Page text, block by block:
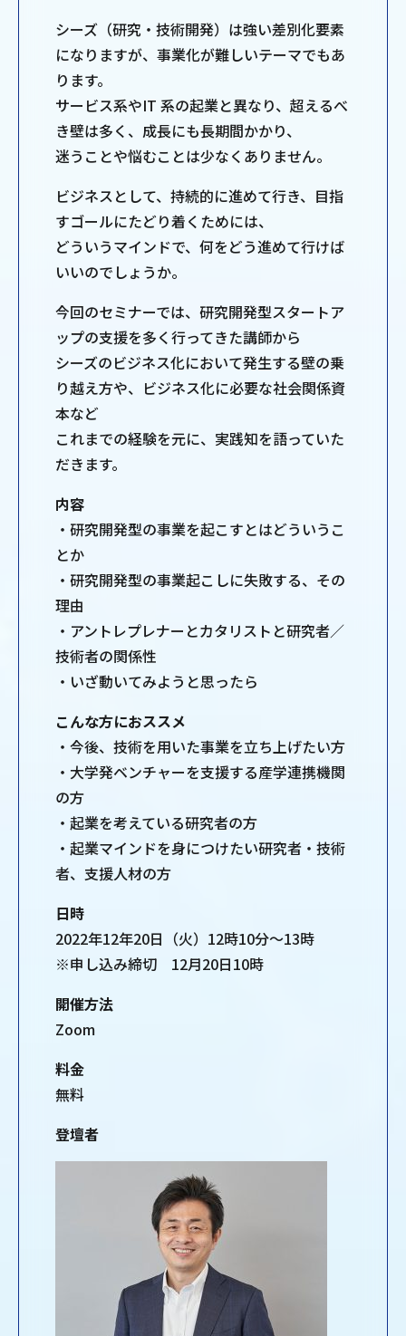
シーズ（研究・技術開発）は強い差別化要素
になりますが、事業化が難しいテーマでもあ
ります。
サービス系やIT 系の起業と異なり、超えるべ
き壁は多く、成長にも長期間かかり、
迷うことや悩むことは少なくありません。
ビジネスとして、持続的に進めて行き、目指
すゴールにたどり着くためには、
どういうマインドで、何をどう進めて行けば
いいのでしょうか。
今回のセミナーでは、研究開発型スタートア
ップの支援を多く行ってきた講師から
シーズのビジネス化において発生する壁の乗
り越え方や、ビジネス化に必要な社会関係資
本など
これまでの経験を元に、実践知を語っていた
だきます。
内容
・研究開発型の事業を起こすとはどういうこ
とか
・研究開発型の事業起こしに失敗する、その
理由
・アントレプレナーとカタリストと研究者／
技術者の関係性
・いざ動いてみようと思ったら
こんな方におススメ
・今後、技術を用いた事業を立ち上げたい方
・大学発ベンチャーを支援する産学連携機関
の方
・起業を考えている研究者の方
・起業マインドを身につけたい研究者・技術
者、支援人材の方
日時
2022年12年20日（火）12時10分～13時
※申し込み締切 12月20日10時
開催方法
Zoom
料金
無料
登壇者